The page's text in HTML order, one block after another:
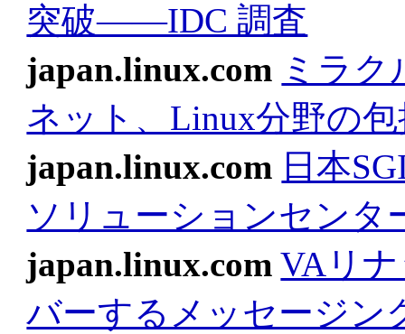
突破――IDC 調査
japan.linux.com ミラク
ネット、Linux分野の
japan.linux.com 日本
ソリューションセンタ
japan.linux.com VAリ
バーするメッセージン